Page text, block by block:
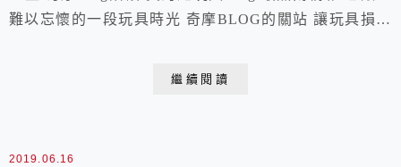
難以忘懷的一段玩具時光 奇摩BLOG的關站 讓玩具損友
繼續閱讀
2019.06.16